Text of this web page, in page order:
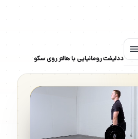
پا»ددلیفت رومانیایی با هالتر روی سکو